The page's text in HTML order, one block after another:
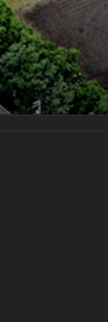
コ
ン
テ
ン
ツ
へ
ス